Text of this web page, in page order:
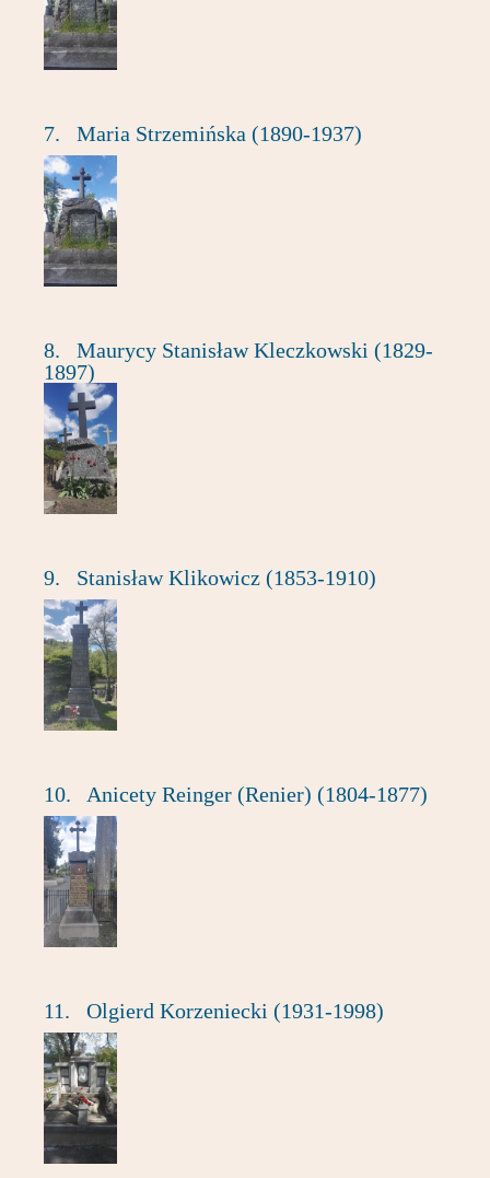
7. Maria Strzemińska (1890-1937)
8.
Maurycy Stanisław Kleczkowski (1829-
1897)
9. Stanisław Klikowicz (1853-1910)
10. Anicety Reinger (Renier) (1804-1877)
11. Olgierd Korzeniecki (1931-1998)